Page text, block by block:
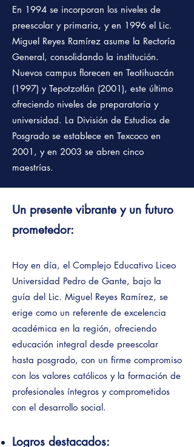
En 1994 se incorporan los niveles de
preescolar y primaria, y en 1996 el Lic.
Miguel Reyes Ramírez asume la Rectoría
General, consolidando la institución.
Nuevos campus florecen en Teotihuacán
(1997) y Tepotzotlán (2001), este último
ofreciendo niveles de preparatoria y
universidad. La División de Estudios de
Posgrado se establece en Texcoco en
2001, y en 2003 se abren cinco
maestrías.
Un presente vibrante y un futuro
prometedor:
Hoy en día, el Complejo Educativo Liceo
Universidad Pedro de Gante, bajo la
guía del Lic. Miguel Reyes Ramírez, se
erige como un referente de excelencia
académica en la región, ofreciendo
educación integral desde preescolar
hasta posgrado, con un firme compromiso
con los valores católicos y la formación de
profesionales íntegros y comprometidos
con el desarrollo social.
Logros destacados: